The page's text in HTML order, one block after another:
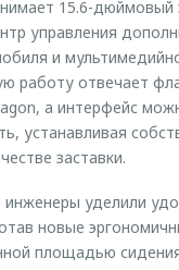
15.6-дюймовый
управления
и
работу отвечает
а интерфейс
устанавливая
заставки.
уделили
новые
площадью